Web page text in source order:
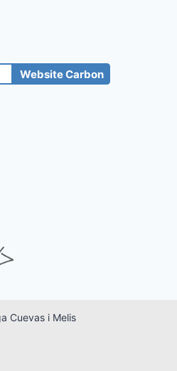
Website Carbon
Cuevas i Melis